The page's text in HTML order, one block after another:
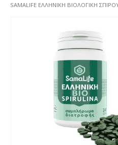
SAMALIFE ΕΛΛΗΝΙΚΉ ΒΙΟΛΟΓΙΚΉ